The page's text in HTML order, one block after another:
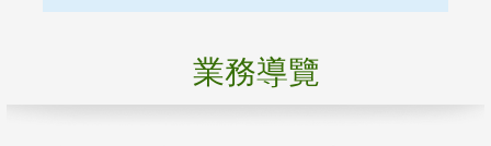
業務導覽